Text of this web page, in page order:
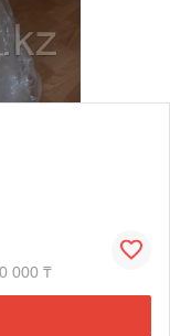
000 ₸